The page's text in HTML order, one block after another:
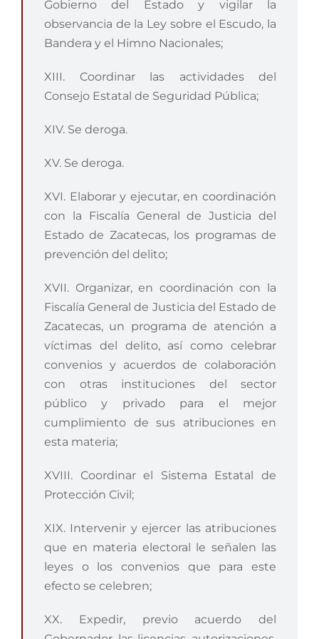
Gobierno del Estado y vigilar la
observancia de la Ley sobre el Escudo, la
Bandera y el Himno Nacionales;
XIII. Coordinar las actividades del
Consejo Estatal de Seguridad Pública;
XIV. Se deroga.
XV. Se deroga.
XVI. Elaborar y ejecutar, en coordinación
con la Fiscalía General de Justicia del
Estado de Zacatecas, los programas de
prevención del delito;
XVII. Organizar, en coordinación con la
Fiscalía General de Justicia del Estado de
Zacatecas, un programa de atención a
víctimas del delito, así como celebrar
convenios y acuerdos de colaboración
con otras instituciones del sector
público y privado para el mejor
cumplimiento de sus atribuciones en
esta materia;
XVIII. Coordinar el Sistema Estatal de
Protección Civil;
XIX. Intervenir y ejercer las atribuciones
que en materia electoral le señalen las
leyes o los convenios que para este
efecto se celebren;
XX. Expedir, previo acuerdo del